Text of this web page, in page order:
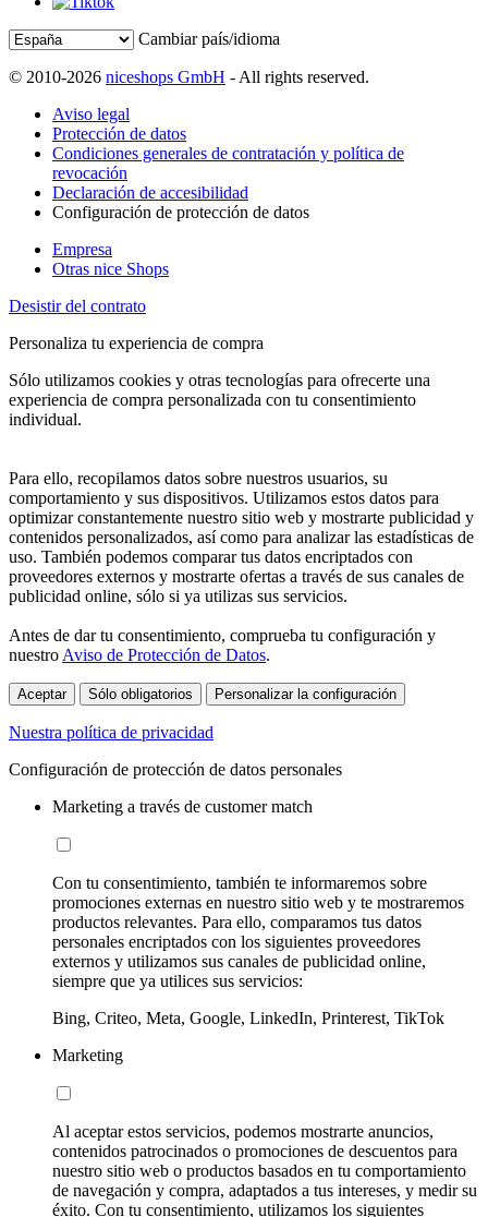
Cambiar país/idioma
© 2010-2026 niceshops GmbH - All rights reserved.
Aviso legal
Protección de datos
Condiciones generales de contratación y política de
revocación
Declaración de accesibilidad
Configuración de protección de datos
Empresa
Otras nice Shops
Desistir del contrato
Personaliza tu experiencia de compra
Sólo utilizamos cookies y otras tecnologías para ofrecerte una
experiencia de compra personalizada con tu consentimiento
individual.
Para ello, recopilamos datos sobre nuestros usuarios, su
comportamiento y sus dispositivos. Utilizamos estos datos para
optimizar constantemente nuestro sitio web y mostrarte publicidad y
contenidos personalizados, así como para analizar las estadísticas de
uso. También podemos comparar tus datos encriptados con
proveedores externos y mostrarte ofertas a través de sus canales de
publicidad online, sólo si ya utilizas sus servicios.
Antes de dar tu consentimiento, comprueba tu configuración y
nuestro Aviso de Protección de Datos.
Aceptar Sólo obligatorios Personalizar la configuración
Nuestra política de privacidad
Configuración de protección de datos personales
Marketing a través de customer match
Con tu consentimiento, también te informaremos sobre
promociones externas en nuestro sitio web y te mostraremos
productos relevantes. Para ello, comparamos tus datos
personales encriptados con los siguientes proveedores
externos y utilizamos sus canales de publicidad online,
siempre que ya utilices sus servicios:
Bing, Criteo, Meta, Google, LinkedIn, Printerest, TikTok
Marketing
Al aceptar estos servicios, podemos mostrarte anuncios,
contenidos patrocinados o promociones de descuentos para
nuestro sitio web o productos basados en tu comportamiento
de navegación y compra, adaptados a tus intereses, y medir su
éxito. Con tu consentimiento, utilizamos los siguientes